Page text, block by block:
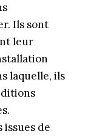
Ils sont
leur
laquelle, ils
de